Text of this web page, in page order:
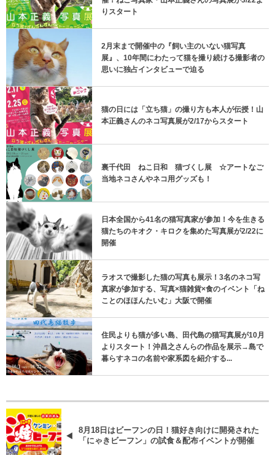
りスタート
2月末まで開催中の『飼い主のいない猫写真
展』、10年間にわたって猫を撮り続ける撮影者の
思いに独占インタビューで迫る
猫の日には「立ち猫」の撮り方も本人が伝授！山
本正義さんのネコ写真展が2/17からスタート
裏千代田 ねこ日和 猫づくし展 ☆アートなご
当地ネコさんやネコ用グッズも！
日本全国から41名の猫写真家が参加！今を生きる
猫たちのキオク・キロクを集めた写真展が2/22に
開催
ラオスで撮影した猫の写真も展示！3名のネコ写
真家が参加する、写真×猫雑貨×食のイベント「ね
ことのほほんたいむ」大阪で開催
住民よりも猫が多い島、田代島の猫写真展が10月
よりスタート！沖昌之さんらの作品を展示→島で
暮らすネコの名前や家系図を紹介する...
8月18日はビーフンの日！猫好き向けに開発された
「にゃきビーフン」の試食＆配布イベントが開催